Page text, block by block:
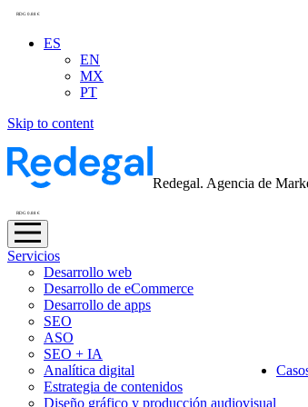
RDG 0.88 €
ES
EN
MX
PT
Skip to content
Redegal. Agencia de
RDG 0.88 €
Servicios
Desarrollo web
Desarrollo de eCommerce
Desarrollo de apps
SEO
ASO
SEO + IA
Analítica digital
Estrategia de contenidos
Diseño gráfico y producción audiovisual